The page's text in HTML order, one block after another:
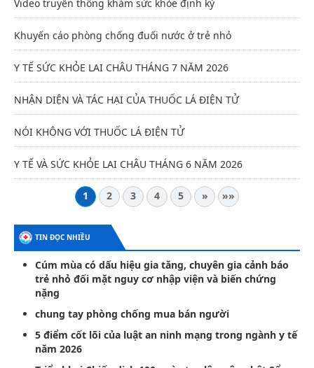
Video truyền thông khám sức khỏe định kỳ
Khuyến cáo phòng chống đuối nước ở trẻ nhỏ
Y TẾ SỨC KHỎE LAI CHÂU THÁNG 7 NĂM 2026
NHẬN DIỆN VÀ TÁC HẠI CỦA THUỐC LÁ ĐIỆN TỬ
NÓI KHÔNG VỚI THUỐC LÁ ĐIỆN TỬ
Y TẾ VÀ SỨC KHỎE LAI CHÂU THÁNG 6 NĂM 2026
1 2 3 4 5 » »»
TIN ĐỌC NHIỀU
Cúm mùa có dấu hiệu gia tăng, chuyên gia cảnh báo
trẻ nhỏ đối mặt nguy cơ nhập viện và biến chứng
nặng
chung tay phòng chống mua bán người
5 điểm cốt lõi của luật an ninh mạng trong ngành y tế
năm 2026